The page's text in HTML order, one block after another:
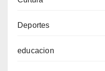
Deportes
educacion